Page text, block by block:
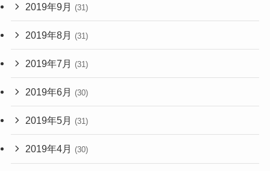
2019年9月 (31)
2019年8月 (31)
2019年7月 (31)
2019年6月 (30)
2019年5月 (31)
2019年4月 (30)